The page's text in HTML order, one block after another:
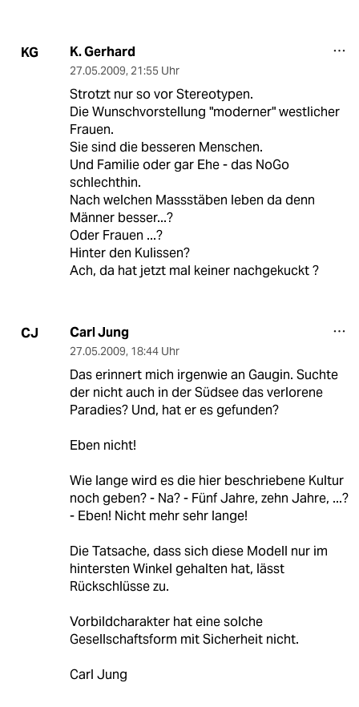
KG K. Gerhard
27.05.2009, 21:55 Uhr
Strotzt nur so vor Stereotypen.
Die Wunschvorstellung "moderner" westlicher
Frauen.
Sie sind die besseren Menschen.
Und Familie oder gar Ehe - das NoGo
schlechthin.
Nach welchen Massstäben leben da denn
Männer besser...?
Oder Frauen ...?
Hinter den Kulissen?
Ach, da hat jetzt mal keiner nachgekuckt ?
CJ Carl Jung
27.05.2009, 18:44 Uhr
Das erinnert mich irgenwie an Gaugin. Suchte
der nicht auch in der Südsee das verlorene
Paradies? Und, hat er es gefunden?
Eben nicht!
Wie lange wird es die hier beschriebene Kultur
noch geben? - Na? - Fünf Jahre, zehn Jahre, ...?
- Eben! Nicht mehr sehr lange!
Die Tatsache, dass sich diese Modell nur im
hintersten Winkel gehalten hat, lässt
Rückschlüsse zu.
Vorbildcharakter hat eine solche
Gesellschaftsform mit Sicherheit nicht.
Carl Jung